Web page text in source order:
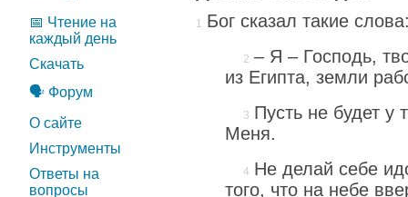
📅 Чтение на
каждый день
Скачать
🗣️ Форум
О сайте
Инструменты
Ответы на
вопросы
Бог сказал такие
– Я – Господь,
из Египта, земли
Пусть не будет у
Меня.
Не делай себе
того, что на небе